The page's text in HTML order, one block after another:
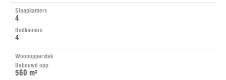
Slaapkamers
4
Badkamers
4
Woonoppervlak
Bebouwd opp.
560 m²